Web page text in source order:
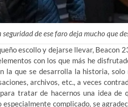
seguridad de ese faro deja mucho que
escollo y dejarse llevar, Beacon
con los que más he
la que se desarrolla la historia,
archivos, etc., a veces
tratar de hacernos una idea de
complicado, se